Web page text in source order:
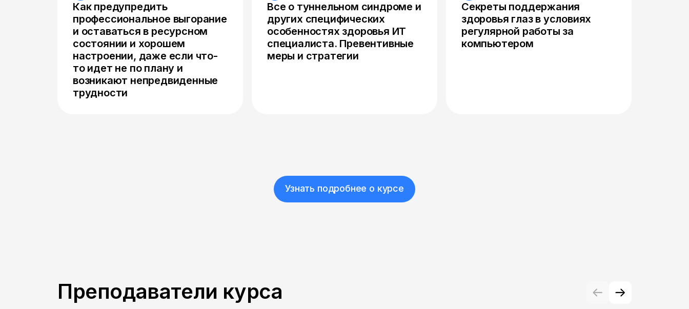
Как предупредить
профессиональное выгорание
и оставаться в ресурсном
состоянии и хорошем
настроении, даже если что-
то идет не по плану и
возникают непредвиденные
трудности
Все о туннельном синдроме и
других специфических
особенностях здоровья ИТ
специалиста. Превентивные
меры и стратегии
Секреты поддержания
здоровья глаз в условиях
регулярной работы за
компьютером
Узнать подробнее о курсе
Преподаватели курса